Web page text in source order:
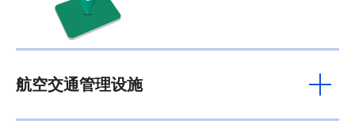
6 课室 A15, A16, A17及A18
航空交通管理设施